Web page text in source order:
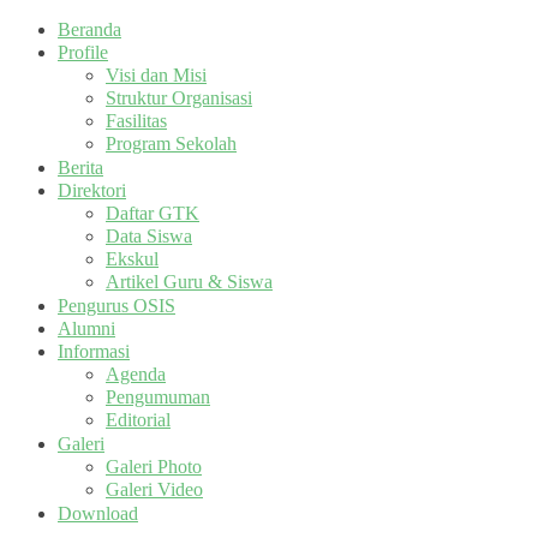
Beranda
Profile
Visi dan Misi
Struktur Organisasi
Fasilitas
Program Sekolah
Berita
Direktori
Daftar GTK
Data Siswa
Ekskul
Artikel Guru & Siswa
Pengurus OSIS
Alumni
Informasi
Agenda
Pengumuman
Editorial
Galeri
Galeri Photo
Galeri Video
Download